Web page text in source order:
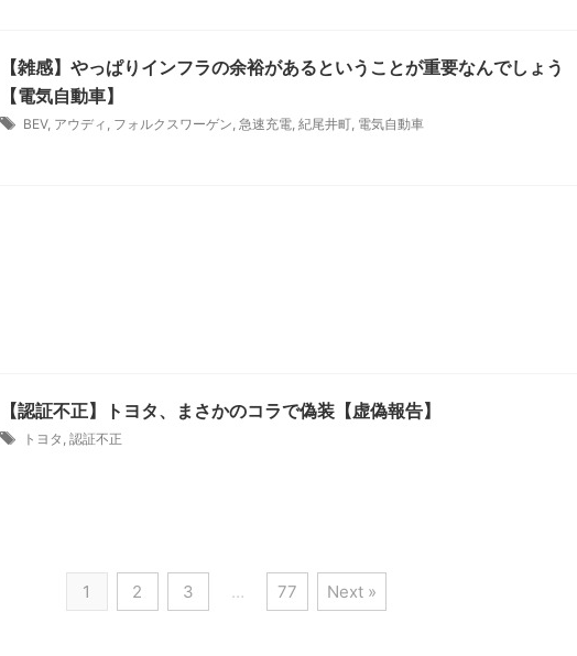
【雑感】やっぱりインフラの余裕があるということが重要なんでしょう
【電気自動車】
BEV, アウディ , フォルクスワーゲン, 急速充電, 紀尾井町, 電気自動車
【認証不正】トヨタ、まさかのコラで偽装【虚偽報告】
トヨタ , 認証不正
1 2 3 … 77 Next »